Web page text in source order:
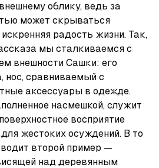
облику, ведь за
может скрываться
радость жизни. Так,
мы сталкиваемся с
внешности Сашки: его
нос, сравниваемый с
аксессуары в одежде.
насмешкой, служит
восприятие
жестоких осуждений. В то
второй пример —
над деревянным